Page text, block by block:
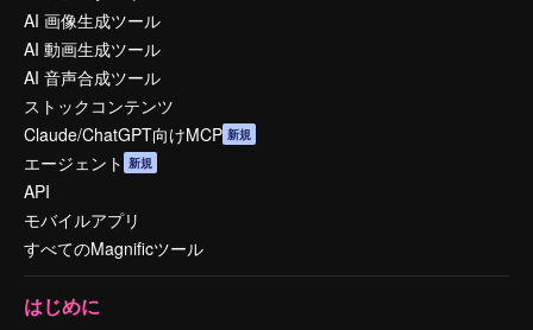
AI 画像生成ツール
AI 動画生成ツール
AI 音声合成ツール
ストックコンテンツ
Claude/ChatGPT向けMCP 新規
エージェント 新規
API
モバイルアプリ
すべてのMagnificツール
はじめに